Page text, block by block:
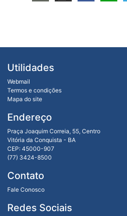
Utilidades
Webmail
Termos e condições
Mapa do site
Endereço
Praça Joaquim Correia, 55, Centro
Vitória da Conquista - BA
CEP: 45000-907
(77) 3424-8500
Contato
Fale Conosco
Redes Sociais